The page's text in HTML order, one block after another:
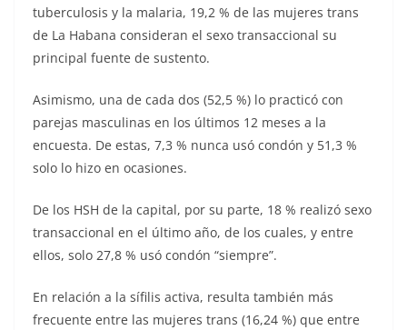
tuberculosis y la malaria, 19,2 % de las mujeres trans
de La Habana consideran el sexo transaccional su
principal fuente de sustento.
Asimismo, una de cada dos (52,5 %) lo practicó con
parejas masculinas en los últimos 12 meses a la
encuesta. De estas, 7,3 % nunca usó condón y 51,3 %
solo lo hizo en ocasiones.
De los HSH de la capital, por su parte, 18 % realizó sexo
transaccional en el último año, de los cuales, y entre
ellos, solo 27,8 % usó condón “siempre”.
En relación a la sífilis activa, resulta también más
frecuente entre las mujeres trans (16,24 %) que entre